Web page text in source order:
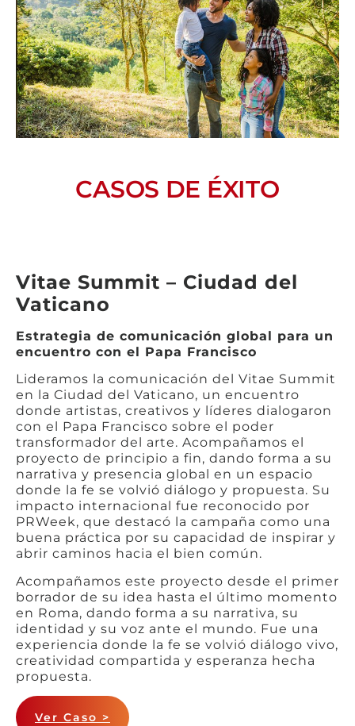
CASOS DE ÉXITO
Vitae Summit – Ciudad del
Vaticano
Estrategia de comunicación global para un
encuentro con el Papa Francisco
Lideramos la comunicación del Vitae Summit
en la Ciudad del Vaticano, un encuentro
donde artistas, creativos y líderes dialogaron
con el Papa Francisco sobre el poder
transformador del arte. Acompañamos el
proyecto de principio a fin, dando forma a su
narrativa y presencia global en un espacio
donde la fe se volvió diálogo y propuesta. Su
impacto internacional fue reconocido por
PRWeek, que destacó la campaña como una
buena práctica por su capacidad de inspirar y
abrir caminos hacia el bien común.
Acompañamos este proyecto desde el primer
borrador de su idea hasta el último momento
en Roma, dando forma a su narrativa, su
identidad y su voz ante el mundo. Fue una
experiencia donde la fe se volvió diálogo vivo,
creatividad compartida y esperanza hecha
propuesta.
Ver Caso >